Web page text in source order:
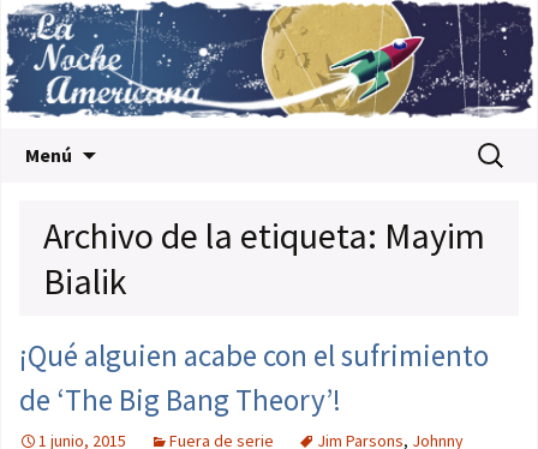
Menú Buscar:
Archivo de la etiqueta: Mayim
Bialik
¡Qué alguien acabe con el sufrimiento
de ‘The Big Bang Theory’!
1 junio, 2015 Fuera de serie Jim Parsons, Johnny